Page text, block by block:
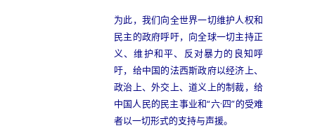
为此，我们向全世界一切维护人权和
民主的政府呼吁，向全球一切主持正
义、维护和平、反对暴力的良知呼
吁，给中国的法西斯政府以经济上、
政治上、外交上、道义上的制裁，给
中国人民的民主事业和“六·四”的受难
者以一切形式的支持与声援。